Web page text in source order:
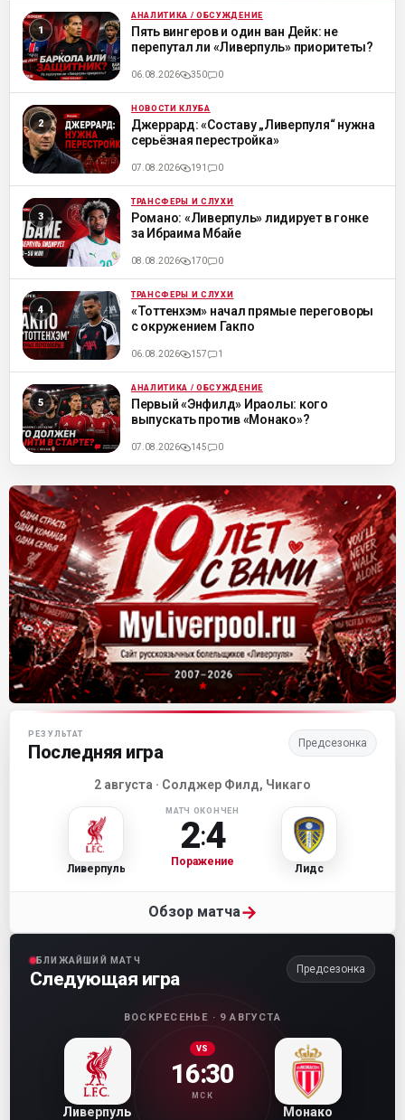
ML АНАЛИТИКА / ОБСУЖДЕНИЕ
Пять вингеров и один ван Дейк: не
перепутал ли «Ливерпуль» приоритеты?
06.08.2026 350 0
ML НОВОСТИ КЛУБА
Джеррард: «Составу „Ливерпуля“ нужна
серьёзная перестройка»
07.08.2026 191 0
ML ТРАНСФЕРЫ И СЛУХИ
Романо: «Ливерпуль» лидирует в гонке
за Ибраима Мбайе
08.08.2026 170 0
ML ТРАНСФЕРЫ И СЛУХИ
«Тоттенхэм» начал прямые переговоры
с окружением Гакпо
06.08.2026 157 1
ML АНАЛИТИКА / ОБСУЖДЕНИЕ
Первый «Энфилд» Ираолы: кого
выпускать против «Монако»?
07.08.2026 145 0
Матч-центр «Ливерпуля»
РЕЗУЛЬТАТ
Последняя игра Предсезонка
2 августа · Солджер Филд, Чикаго
Ливерпуль
МАТЧ ОКОНЧЕН
2:4
Поражение
Лидс
Обзор матча→
БЛИЖАЙШИЙ МАТЧ
Следующая игра Предсезонка
ВОСКРЕСЕНЬЕ · 9 АВГУСТА
Ливерпуль
VS
16:30
МСК
Монако